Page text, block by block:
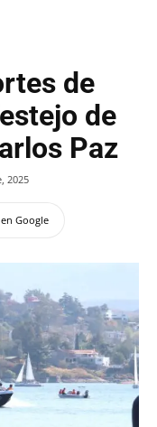
de
de
Paz
2025
Google